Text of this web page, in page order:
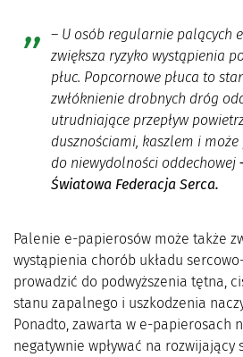
– U osób regularnie palących
zwiększa ryzyko wystąpienia
płuc. Popcornowe płuca to
zwłóknienie drobnych dróg
utrudniające przepływ
dusznościami, kaszlem i
do niewydolności oddechowej
Światowa Federacja Serca.
Palenie e-papierosów może także
wystąpienia chorób układu
prowadzić do podwyższenia tętna,
stanu zapalnego i uszkodzenia
Ponadto, zawarta w e-papierosach
negatywnie wpływać na rozwijający